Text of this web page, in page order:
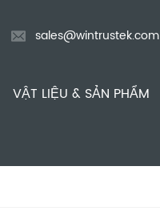
sales@wintrustek.com
VẬT LIỆU & SẢN PHẨM